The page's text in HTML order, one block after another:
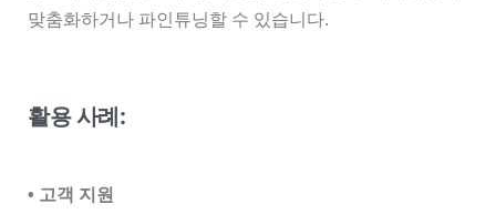
맞춤화하거나 파인튜닝할 수 있습니다.
활용 사례:
• 고객 지원